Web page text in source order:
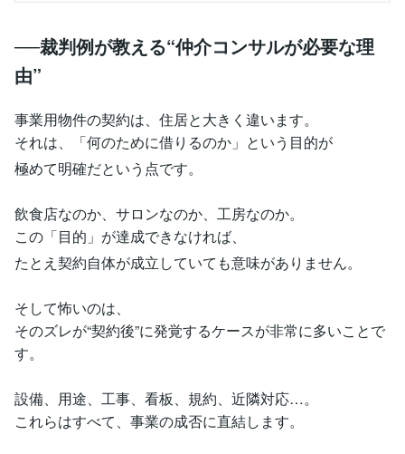
──裁判例が教える“仲介コンサルが必要な理
由”
事業用物件の契約は、住居と大きく違います。
それは、「何のために借りるのか」という目的が
極めて明確だという点です。
飲食店なのか、サロンなのか、工房なのか。
この「目的」が達成できなければ、
たとえ契約自体が成立していても意味がありません。
そして怖いのは、
そのズレが“契約後”に発覚するケースが非常に多いことで
す。
設備、用途、工事、看板、規約、近隣対応…。
これらはすべて、事業の成否に直結します。